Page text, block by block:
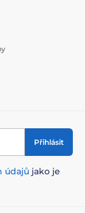
Přihlásit
údajů jako je